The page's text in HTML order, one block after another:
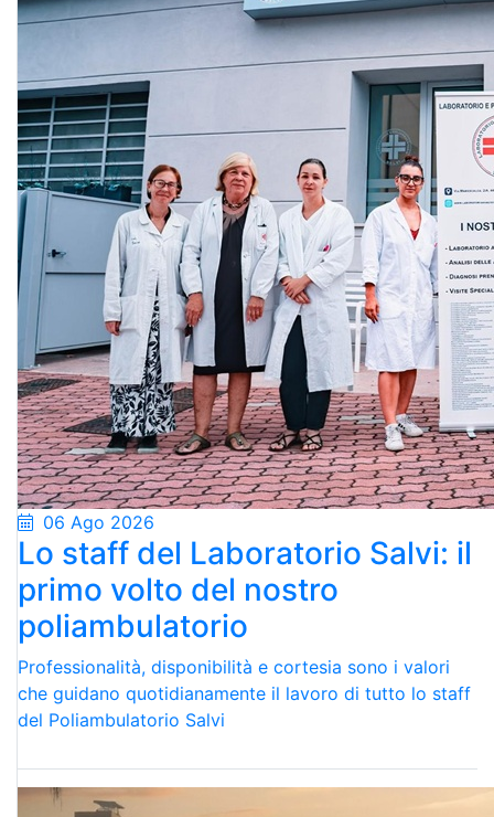
06 Ago 2026
Lo staff del Laboratorio Salvi: il
primo volto del nostro
poliambulatorio
Professionalità, disponibilità e cortesia sono i valori
che guidano quotidianamente il lavoro di tutto lo staff
del Poliambulatorio Salvi